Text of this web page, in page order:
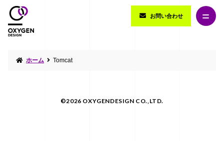
お問い合わせ
ホーム Tomcat
©2026 OXYGENDESIGN CO.,LTD.